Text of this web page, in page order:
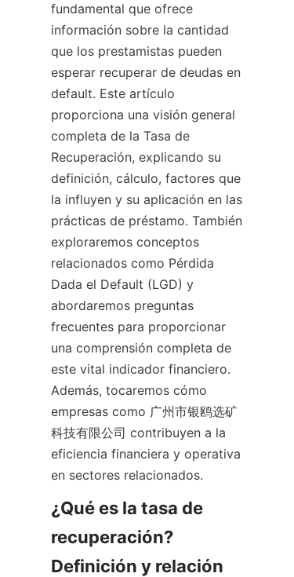
fundamental que ofrece
información sobre la cantidad
que los prestamistas pueden
esperar recuperar de deudas en
default. Este artículo
proporciona una visión general
completa de la Tasa de
Recuperación, explicando su
definición, cálculo, factores que
la influyen y su aplicación en las
prácticas de préstamo. También
exploraremos conceptos
relacionados como Pérdida
Dada el Default (LGD) y
abordaremos preguntas
frecuentes para proporcionar
una comprensión completa de
este vital indicador financiero.
Además, tocaremos cómo
empresas como 广州市银鸥选矿
科技有限公司 contribuyen a la
eficiencia financiera y operativa
en sectores relacionados.
¿Qué es la tasa de
recuperación?
Definición y relación